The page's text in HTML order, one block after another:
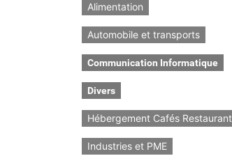
Alimentation
Automobile et transports
Communication Informatique
Divers
Hébergement Cafés
Industries et PME